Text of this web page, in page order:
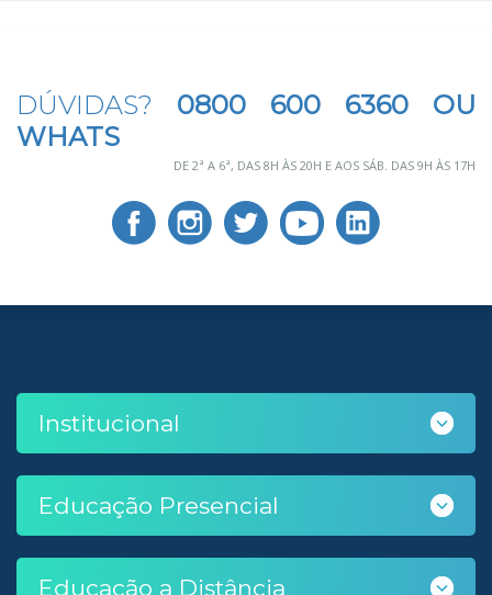
DÚVIDAS? 0800 600 6360 OU
WHATS
DE 2ª A 6ª, DAS 8H ÀS 20H E AOS SÁB. DAS 9H ÀS 17H
Institucional
Educação Presencial
Educação a Distância